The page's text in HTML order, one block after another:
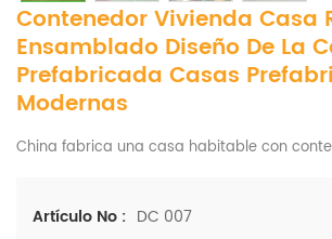
Contenedor Vivienda Casa
Ensamblado Diseño De La
Prefabricada Casas
Modernas
China fabrica una casa habitable con
Artículo No : DC 007